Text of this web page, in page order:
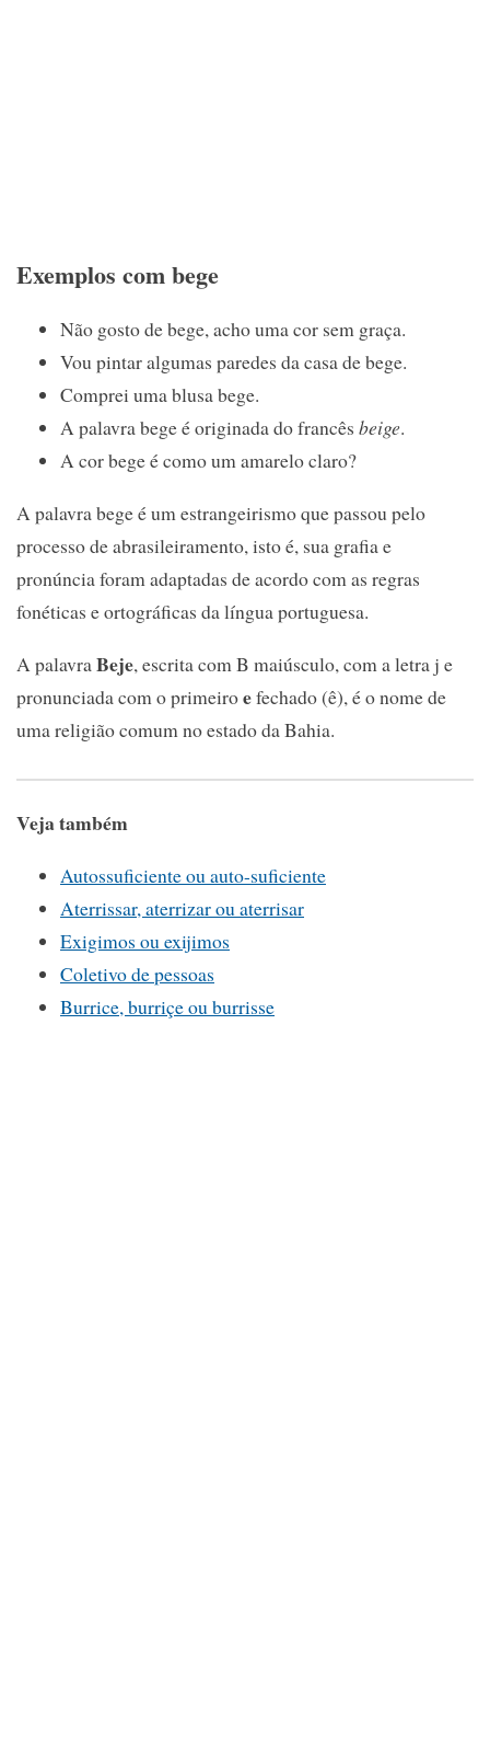
Exemplos com bege
Não gosto de bege, acho uma cor sem graça.
Vou pintar algumas paredes da casa de bege.
Comprei uma blusa bege.
A palavra bege é originada do francês beige.
A cor bege é como um amarelo claro?
A palavra bege é um estrangeirismo que passou pelo
processo de abrasileiramento, isto é, sua grafia e
pronúncia foram adaptadas de acordo com as regras
fonéticas e ortográficas da língua portuguesa.
A palavra Beje, escrita com B maiúsculo, com a letra j e
pronunciada com o primeiroefechado (ê), é o nome de
uma religião comum no estado da Bahia.
Veja também
Autossuficiente ou auto-suficiente
Aterrissar, aterrizar ou aterrisar
Exigimos ou exijimos
Coletivo de pessoas
Burrice, burriçe ou burrisse